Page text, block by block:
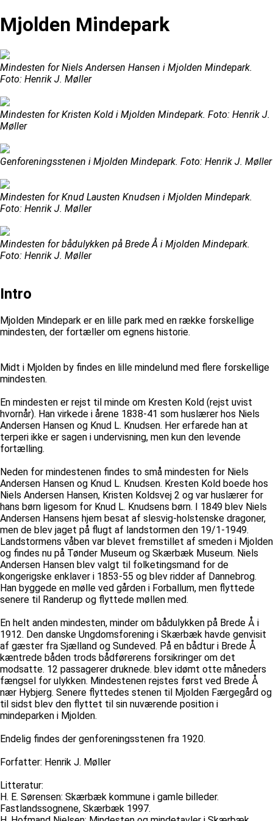
Mjolden Mindepark
Mindesten for Niels Andersen Hansen i Mjolden Mindepark.
Foto: Henrik J. Møller
Mindesten for Kristen Kold i Mjolden Mindepark. Foto: Henrik J.
Møller
Genforeningsstenen i Mjolden Mindepark. Foto: Henrik J. Møller
Mindesten for Knud Lausten Knudsen i Mjolden Mindepark.
Foto: Henrik J. Møller
Mindesten for bådulykken på Brede Å i Mjolden Mindepark.
Foto: Henrik J. Møller
Intro
Mjolden Mindepark er en lille park med en række forskellige
mindesten, der fortæller om egnens historie.
Midt i Mjolden by findes en lille mindelund med flere forskellige
mindesten.
En mindesten er rejst til minde om Kresten Kold (rejst uvist
hvornår). Han virkede i årene 1838-41 som huslærer hos Niels
Andersen Hansen og Knud L. Knudsen. Her erfarede han at
terperi ikke er sagen i undervisning, men kun den levende
fortælling.
Neden for mindestenen findes to små mindesten for Niels
Andersen Hansen og Knud L. Knudsen. Kresten Kold boede hos
Niels Andersen Hansen, Kristen Koldsvej 2 og var huslærer for
hans børn ligesom for Knud L. Knudsens børn. I 1849 blev Niels
Andersen Hansens hjem besat af slesvig-holstenske dragoner,
men de blev jaget på flugt af landstormen den 19/1-1949.
Landstormens våben var blevet fremstillet af smeden i Mjolden
og findes nu på Tønder Museum og Skærbæk Museum. Niels
Andersen Hansen blev valgt til folketingsmand for de
kongerigske enklaver i 1853-55 og blev ridder af Dannebrog.
Han byggede en mølle ved gården i Forballum, men flyttede
senere til Randerup og flyttede møllen med.
En helt anden mindesten, minder om bådulykken på Brede Å i
1912. Den danske Ungdomsforening i Skærbæk havde genvisit
af gæster fra Sjælland og Sundeved. På en bådtur i Brede Å
kæntrede båden trods bådførerens forsikringer om det
modsatte. 12 passagerer druknede. blev idømt otte måneders
fængsel for ulykken. Mindestenen rejstes først ved Brede Å
nær Hybjerg. Senere flyttedes stenen til Mjolden Færgegård og
til sidst blev den flyttet til sin nuværende position i
mindeparken i Mjolden.
Endelig findes der genforeningsstenen fra 1920.
Forfatter: Henrik J. Møller
Litteratur:
H. E. Sørensen: Skærbæk kommune i gamle billeder.
Fastlandssognene, Skærbæk 1997.